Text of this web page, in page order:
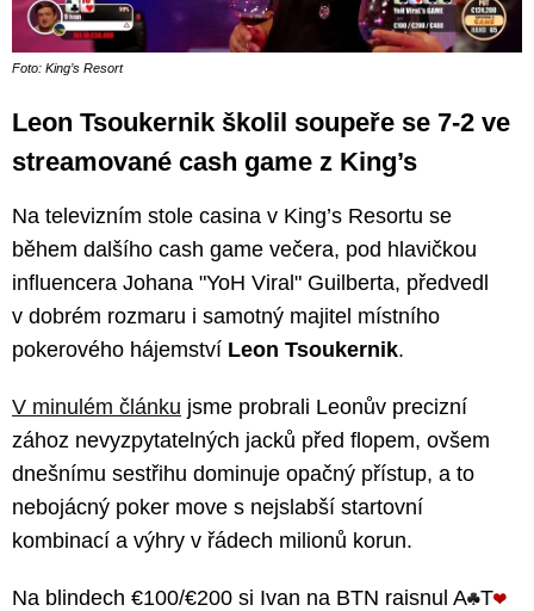
Foto: King’s Resort
Leon Tsoukernik školil soupeře se 7-2 ve
streamované cash game z King’s
Na televizním stole casina v King’s Resortu se
během dalšího cash game večera, pod hlavičkou
influencera Johana "YoH Viral" Guilberta, předvedl
v dobrém rozmaru i samotný majitel místního
pokerového hájemství Leon Tsoukernik.
V minulém článku jsme probrali Leonův precizní
zához nevyzpytatelných jacků před flopem, ovšem
dnešnímu sestřihu dominuje opačný přístup, a to
nebojácný poker move s nejslabší startovní
kombinací a výhry v řádech milionů korun.
Na blindech €100/€200 si Ivan na BTN raisnul A T